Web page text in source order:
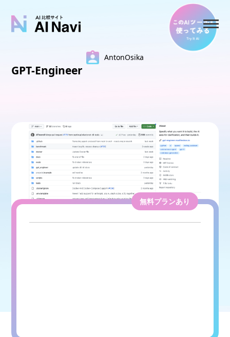
AntonOsika
GPT-Engineer
無料プランあり